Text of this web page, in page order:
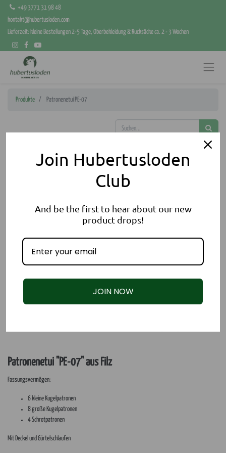
+49 3771 31 98 48
kontakt@hubertusloden.com
Lieferzeit: kleine Bestellungen 2-5 Tage, Oberbekleidung & Rucksäcke ca. 2 - 3 Wochen
Produkte Patronenetui PE-07
Patronenetui "PE-07" aus Filz
Fassungsvermögen:
6 kleine Kugelpatronen
8 große Kugelpatronen
4 Schrotpatronen
Mit Deckel und Gürtelschlaufen
Join Hubertusloden
Club
And be the first to hear about our new
product drops!
JOIN NOW